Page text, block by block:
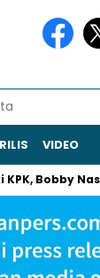
VIDEO
Nasution